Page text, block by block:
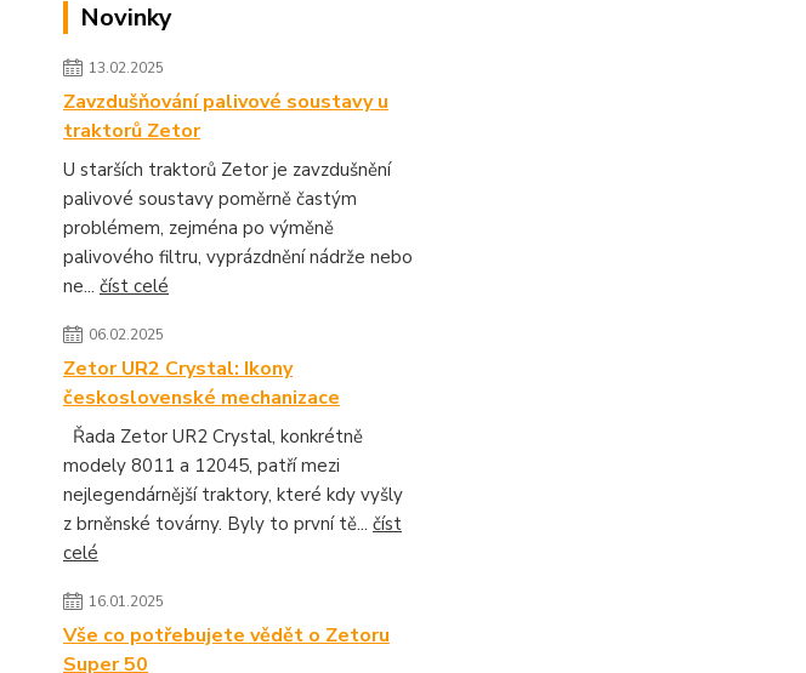
Novinky
13.02.2025
Zavzdušňování palivové soustavy u
traktorů Zetor
U starších traktorů Zetor je zavzdušnění
palivové soustavy poměrně častým
problémem, zejména po výměně
palivového filtru, vyprázdnění nádrže nebo
ne... číst celé
06.02.2025
Zetor UR2 Crystal: Ikony
československé mechanizace
Řada Zetor UR2 Crystal, konkrétně
modely 8011 a 12045, patří mezi
nejlegendárnější traktory, které kdy vyšly
z brněnské továrny. Byly to první tě... číst
celé
16.01.2025
Vše co potřebujete vědět o Zetoru
Super 50